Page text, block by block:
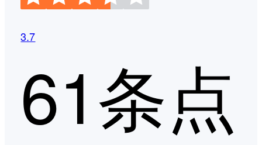
3.7
61条点